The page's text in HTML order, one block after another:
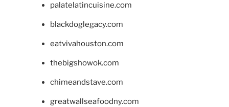
palatelatincuisine.com
blackdoglegacy.com
eatvivahouston.com
thebigshowok.com
chimeandstave.com
greatwallseafoodny.com